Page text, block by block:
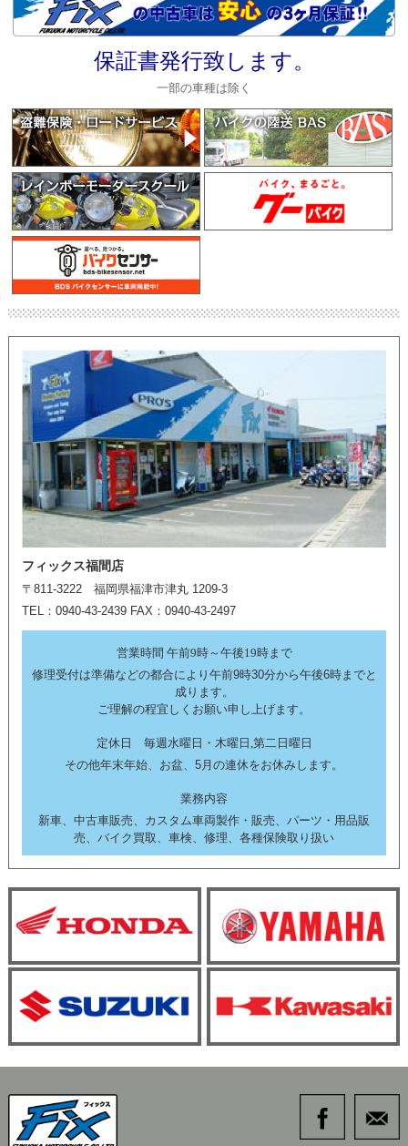
保証書発行致します。
一部の車種は除く
フィックス福間店
〒811-3222 福岡県福津市津丸 1209-3
TEL：0940-43-2439 FAX：0940-43-2497
営業時間 午前9時～午後19時まで
修理受付は準備などの都合により午前9時30分から午後6時までと
成ります。
ご理解の程宜しくお願い申し上げます。
定休日 毎週水曜日・木曜日,第二日曜日
その他年末年始、お盆、5月の連休をお休みします。
業務内容
新車、中古車販売、カスタム車両製作・販売、パーツ・用品販
売、バイク買取、車検、修理、各種保険取り扱い